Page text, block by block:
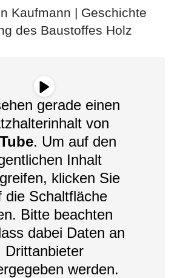
Kaufmann | Geschichte
des Baustoffes Holz
gerade einen
von
. Um auf den
Inhalt
klicken Sie
die Schaltfläche
Bitte beachten
dabei Daten an
Drittanbieter
werden.